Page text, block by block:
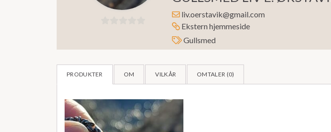
liv.oerstavik@gmail.com
Ekstern hjemmeside
Gullsmed
PRODUKTER OM VILKÅR OMTALER (0)